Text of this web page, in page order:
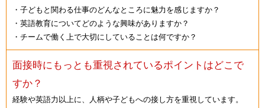
・子どもと関わる仕事のどんなところに魅力を感じますか？
・英語教育についてどのような興味がありますか？
・チームで働く上で大切にしていることは何ですか？
面接時にもっとも重視されているポイントはどこで
すか？
経験や英語力以上に、人柄や子どもへの接し方を重視しています。